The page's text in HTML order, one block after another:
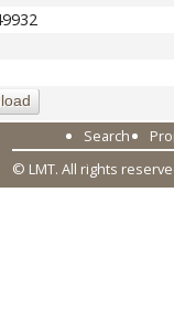
Search
© LMT. All rights